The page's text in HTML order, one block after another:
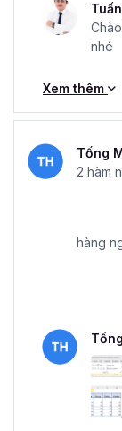
nhé
Xem thêm
Tống
2 hàm
hàng